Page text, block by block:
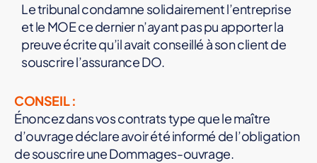
Le tribunal condamne solidairement l’entreprise
et le MOE ce dernier n’ayant pas pu apporter la
preuve écrite qu’il avait conseillé à son client de
souscrire l’assurance DO.
CONSEIL :
Énoncez dans vos contrats type que le maître
d’ouvrage déclare avoir été informé de l’obligation
de souscrire une Dommages-ouvrage.